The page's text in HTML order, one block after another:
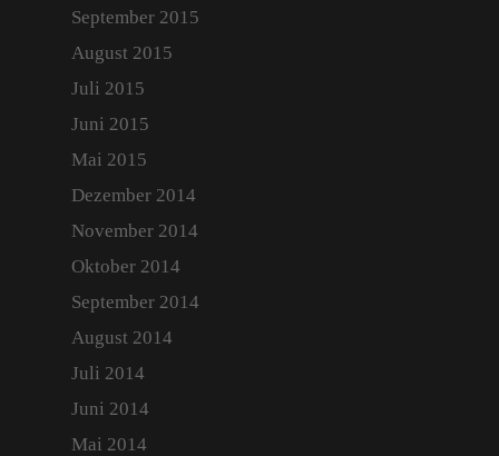
September 2015
August 2015
Juli 2015
Juni 2015
Mai 2015
Dezember 2014
November 2014
Oktober 2014
September 2014
August 2014
Juli 2014
Juni 2014
Mai 2014